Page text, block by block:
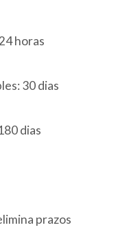
horas
30 dias
dias
prazos